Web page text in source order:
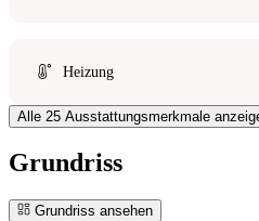
Heizung
Alle 25 Ausstattungsmerkmale
Grundriss
Grundriss ansehen